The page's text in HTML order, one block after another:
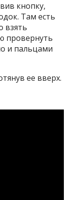
кнопку,
Там есть
взять
провернуть
и пальцами
ее вверх.